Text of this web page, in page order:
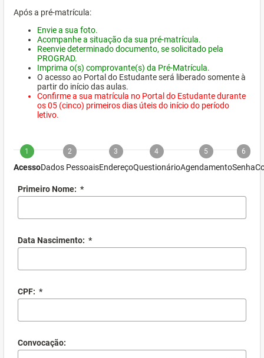
Após a pré-matrícula:
Envie a sua foto.
Acompanhe a situação da sua pré-matrícula.
Reenvie determinado documento, se solicitado pela
PROGRAD.
Imprima o(s) comprovante(s) da Pré-Matrícula.
O acesso ao Portal do Estudante será liberado somente à
partir do início das aulas.
Confirme a sua matrícula no Portal do Estudante durante
os 05 (cinco) primeiros dias úteis do início do período
letivo.
1
Acesso
2
Dados Pessoais
3
Endereço
4
Questionário
5
Agendamento
6
Senha
Primeiro Nome: *
Data Nascimento: *
CPF: *
Convocação: